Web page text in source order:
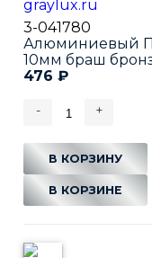
3-041780
Алюминиевый П
10мм браш
476 ₽
- +
В КОРЗИНУ
В КОРЗИНЕ